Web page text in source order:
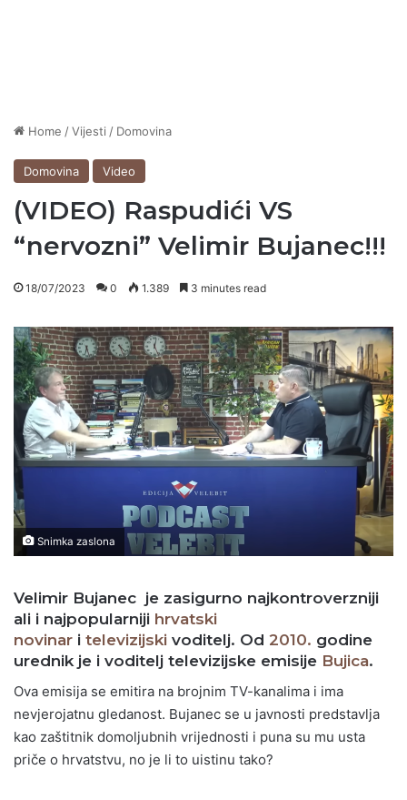
Home /Vijesti / Domovina
Domovina Video
(VIDEO) Raspudići VS
“nervozni” Velimir Bujanec!!!
18/07/2023 0 1.389 3 minutes read
Snimka zaslona
Velimir Bujanec je zasigurno najkontroverzniji
ali i najpopularniji hrvatski
novinar i televizijski voditelj. Od 2010. godine
urednik je i voditelj televizijske emisije Bujica.
Ova emisija se emitira na brojnim TV-kanalima i ima
nevjerojatnu gledanost. Bujanec se u javnosti predstavlja
kao zaštitnik domoljubnih vrijednosti i puna su mu usta
priče o hrvatstvu, no je li to uistinu tako?